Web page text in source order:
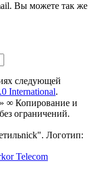
Вы можете так же
следующей
International.
∞ Копирование и
ограничений.
Логотип:
Telecom